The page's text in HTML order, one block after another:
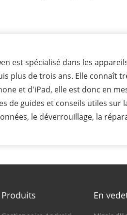
est spécialisé dans les
plus de trois ans. Elle connaît
et d'iPad, elle est donc en
de guides et conseils utiles sur
le déverrouillage, la
Produits En